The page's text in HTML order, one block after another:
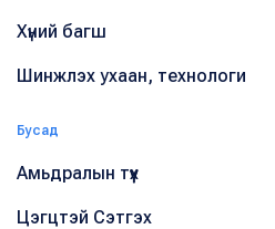
Хүний багш
Шинжлэх ухаан, технологи
Бусад
Амьдралын түүх
Цэгцтэй Сэтгэх